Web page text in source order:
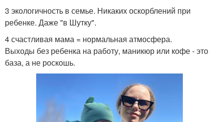
3 экологичность в семье. Никаких оскорблений при
ребенке. Даже "в Шутку".
4 счастливая мама = нормальная атмосфера.
Выходы без ребенка на работу, маникюр или кофе - это
база, а не роскошь.